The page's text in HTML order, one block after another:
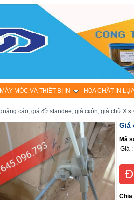
MÁY MÓC VÀ THIÊT BỊ IN HÓA CHẤT IN LỤA
cáo, giá đỡ standee, giá cuộn, giá chữ X »
Giá
Mã
Giá :
Chia